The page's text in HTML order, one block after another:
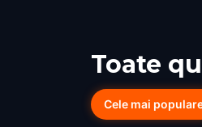
Toate
Cele mai